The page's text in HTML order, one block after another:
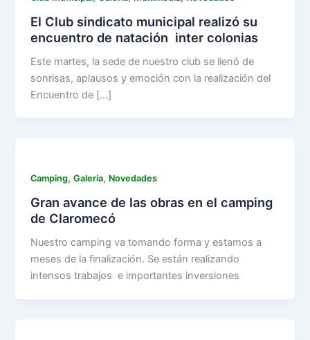
El Club sindicato municipal realizó su
encuentro de natación inter colonias
Este martes, la sede de nuestro club se llenó de
sonrisas, aplausos y emoción con la realización del
Encuentro de […]
Camping,Galeria, Novedades
Gran avance de las obras en el camping
de Claromecó
Nuestro camping va tomando forma y estamos a
meses de la finalización. Se están realizando
intensos trabajos e importantes inversiones